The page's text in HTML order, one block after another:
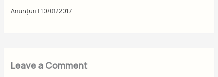
Anunțuri |10/01/2017
Leave a Comment